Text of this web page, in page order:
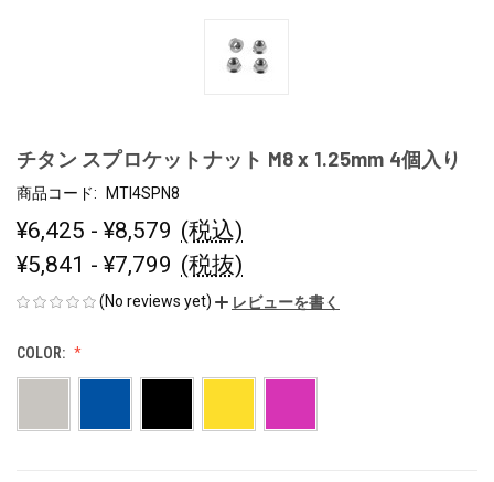
チタン スプロケットナット M8 x 1.25mm 4個入り
商品コード: MTI4SPN8
¥6,425 - ¥8,579 (税込)
¥5,841 - ¥7,799 (税抜)
(No reviews yet) レビューを書く
COLOR: